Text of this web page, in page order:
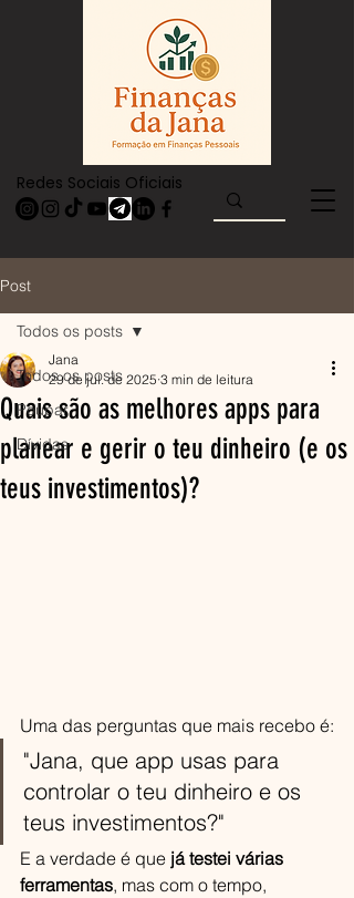
Redes Sociais Oficiais
Post
Todos os posts
Poupar
Dívidas
Todos os posts
Quais são as melhores apps para
planear e gerir o teu dinheiro (e os
teus investimentos)?
Jana
29 de jul. de 2025 3 min de leitura
Uma das perguntas que mais recebo é:
"Jana, que app usas para
controlar o teu dinheiro e os
teus investimentos?"
E a verdade é que já testei várias
ferramentas, mas com o tempo,